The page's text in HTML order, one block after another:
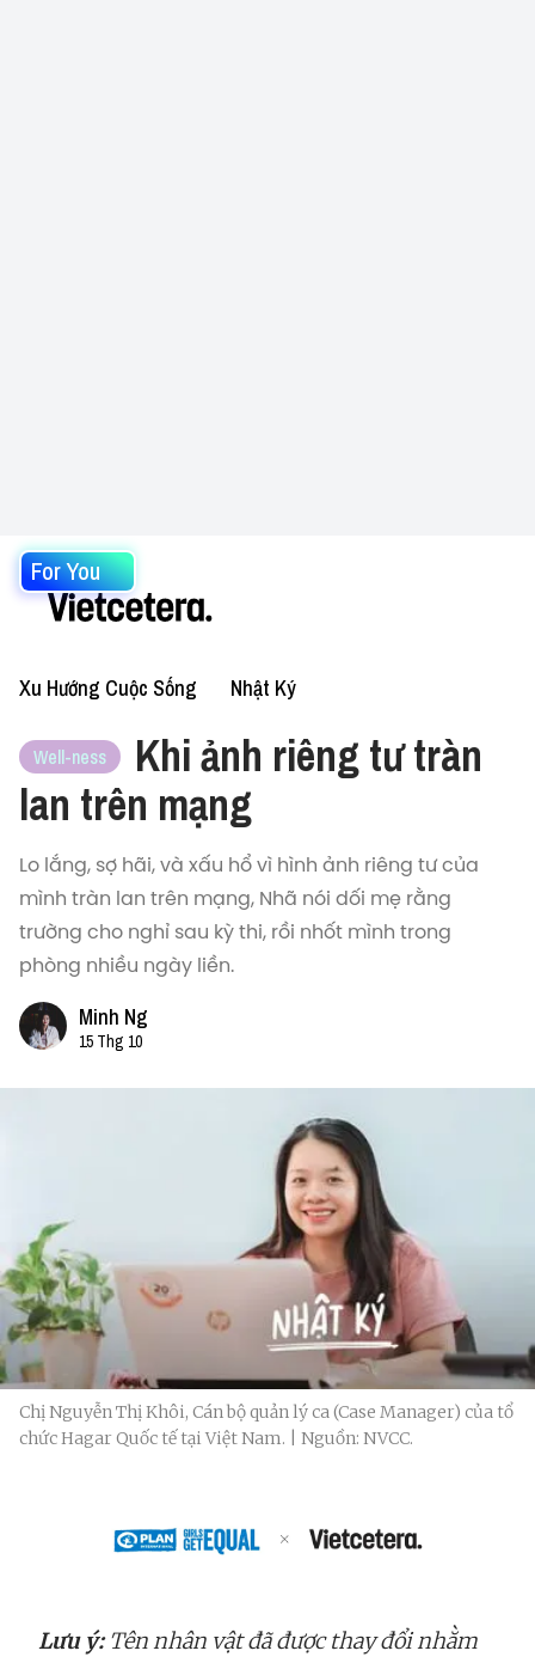
For You
Xu Hướng Cuộc Sống Nhật Ký
Well-ness
Khi ảnh riêng tư tràn
lan trên mạng
Lo lắng, sợ hãi, và xấu hổ vì hình ảnh riêng tư của
mình tràn lan trên mạng, Nhã nói dối mẹ rằng
trường cho nghỉ sau kỳ thi, rồi nhốt mình trong
phòng nhiều ngày liền.
Minh Ng
15 Thg 10
Chị Nguyễn Thị Khôi, Cán bộ quản lý ca (Case Manager) của tổ
chức Hagar Quốc tế tại Việt Nam. | Nguồn: NVCC.
Lưu ý:Tên nhân vật đã được thay đổi nhằm